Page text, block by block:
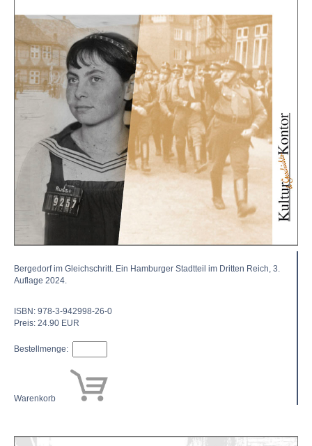
Bergedorf im Gleichschritt. Ein Hamburger Stadtteil im Dritten Reich, 3.
Auflage 2024.
ISBN: 978-3-942998-26-0
Preis: 24.90 EUR
Bestellmenge:
Warenkorb